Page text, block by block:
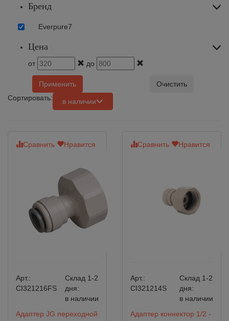
Бренд
Everpure7
Цена
от до
Применить
Очистить
Сортировать:
в наличии
Сравнить Нравится
Арт.:
CI321216FS
Склад 1-2
дня:
в наличии
Адаптер JG переходной
Сравнить Нравится
Арт.:
CI321214S
Склад 1-2
дня:
в наличии
Адаптер коннектор 1/2 -